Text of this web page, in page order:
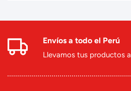
Envíos a todo el Perú
Llevamos tus productos